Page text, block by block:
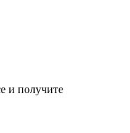
и получите